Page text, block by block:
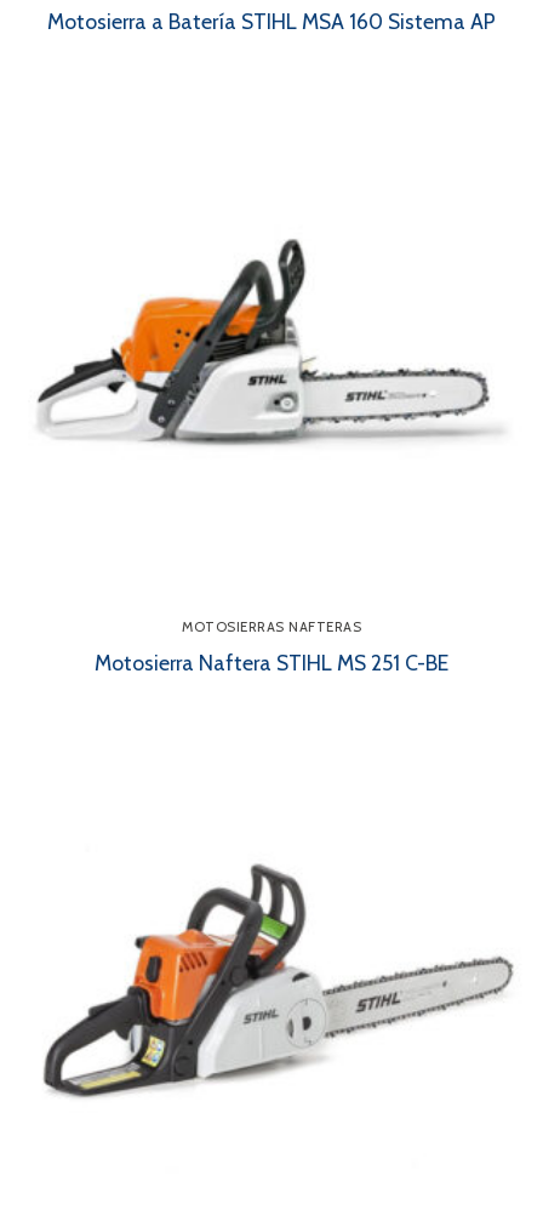
Motosierra a Batería STIHL MSA 160 Sistema AP
MOTOSIERRAS NAFTERAS
Motosierra Naftera STIHL MS 251 C-BE